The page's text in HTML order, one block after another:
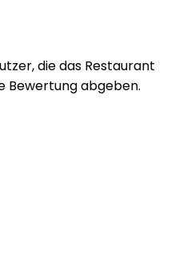
die das Restaurant
Bewertung abgeben.